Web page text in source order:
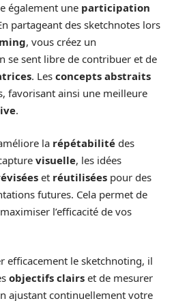
également une participation
partageant des sketchnotes lors
, vous créez un
se sent libre de contribuer et de
. Les concepts abstraits
favorisant ainsi une meilleure
.
la répétabilité des
visuelle, les idées
et réutilisées pour des
futures. Cela permet de
l’efficacité de vos
efficacement le sketchnoting, il
objectifs clairs et de mesurer
ajustant continuellement votre